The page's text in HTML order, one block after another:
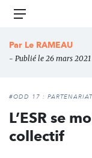
Aller
principal
Menu
Par Le RAMEAU
- Publié le 26 mars
#ODD 17 :
L’ESR se
collectif